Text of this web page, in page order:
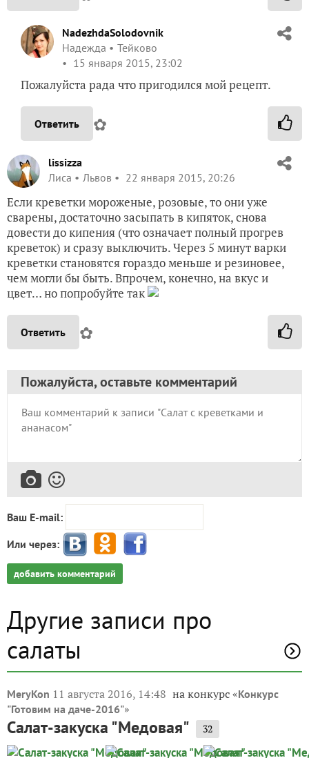
NadezhdaSolodovnik
Надежда
Тейково
15 января 2015, 23:02
Пожалуйста рада что пригодился мой рецепт.
Ответить ✿
lissizza
Лиса
Львов 22 января 2015, 20:26
Если креветки мороженые, розовые, то они уже
сварены, достаточно засыпать в кипяток, снова
довести до кипения (что означает полный прогрев
креветок) и сразу выключить. Через 5 минут варки
креветки становятся гораздо меньше и резиновее,
чем могли бы быть. Впрочем, конечно, на вкус и
цвет… но попробуйте так
Ответить ✿
Пожалуйста, оставьте комментарий
Ваш E-mail:
Или через:
добавить комментарий
Другие записи про
салаты
MeryKon 11 августа 2016, 14:48 на конкурс «Конкурс
"Готовим на даче-2016"»
Салат-закуска "Медовая" 32